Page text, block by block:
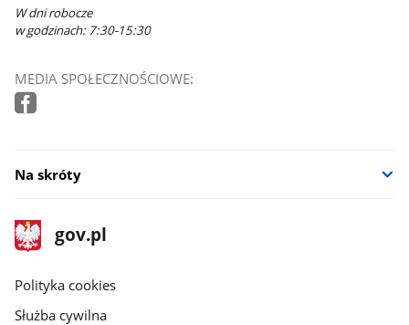
W dni robocze
w godzinach: 7:30-15:30
MEDIA SPOŁECZNOŚCIOWE:
Na skróty
stopka
gov.pl
Strona
gov.pl
gov.pl
Polityka cookies
Służba cywilna